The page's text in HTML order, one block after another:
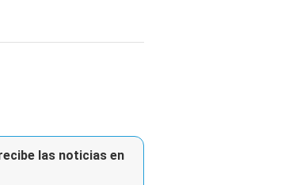
las noticias en